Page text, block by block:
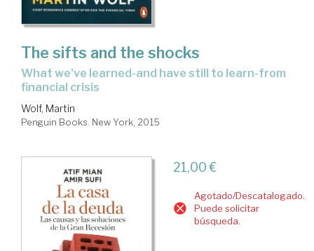
The sifts and the shocks
what we've learned-and have still to learn-from
financial crisis
Wolf, Martin
Penguin Books. New York, 2015
21,00 €
Agotado/Descatalogado.
Puede solicitar
búsqueda.